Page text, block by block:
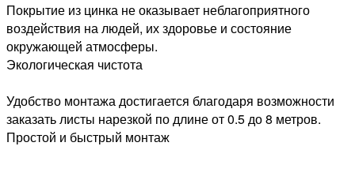
Покрытие из цинка не оказывает неблагоприятного
воздействия на людей, их здоровье и состояние
окружающей атмосферы.
Экологическая чистота
Удобство монтажа достигается благодаря возможности
заказать листы нарезкой по длине от 0.5 до 8 метров.
Простой и быстрый монтаж